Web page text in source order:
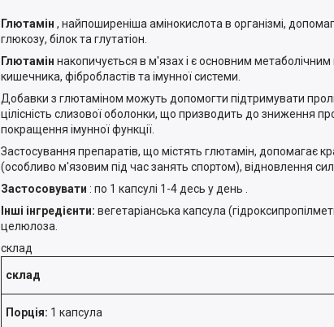
Глютамін , найпоширеніша амінокислота в організмі,
глюкозу, білок та глутатіон.
Глютамін накопичується в м'язах і є основним
кишечника, фібробластів та імунної системи.
Добавки з глютаміном можуть допомогти підтримувати
цілісність слизової оболонки, що призводить до зниження
покращення імунної функції.
Застосування препаратів, що містять глютамін, допомагає
(особливо м'язовим під час занять спортом), відновлення сил
Застосовувати : по 1 капсулі 1-4 десь у день
Інші інгредієнти: вегетаріанська капсула
целюлоза.
склад
склад
Порція: 1 капсула